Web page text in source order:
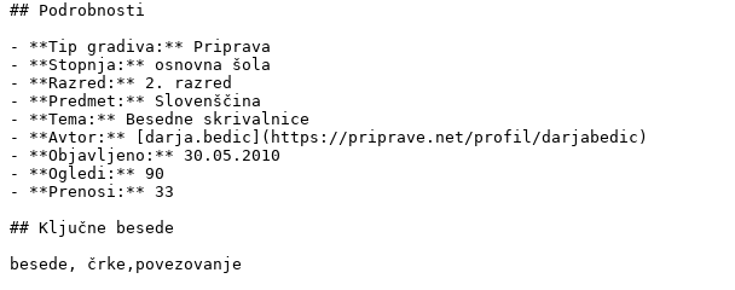
## Podrobnosti
- **Tip gradiva:** Priprava
- **Stopnja:** osnovna šola
- **Razred:** 2. razred
- **Predmet:** Slovenščina
- **Tema:** Besedne skrivalnice
- **Avtor:** [darja.bedic](https://priprave.net/profil/darjabedic)
- **Objavljeno:** 30.05.2010
- **Ogledi:** 90
- **Prenosi:** 33
## Ključne besede
besede, črke,povezovanje